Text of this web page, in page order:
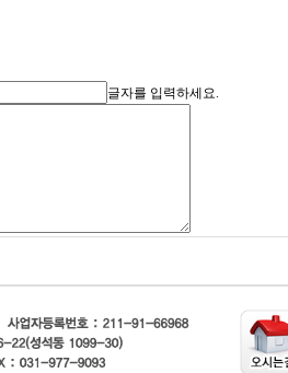
글자를 입력하세요.